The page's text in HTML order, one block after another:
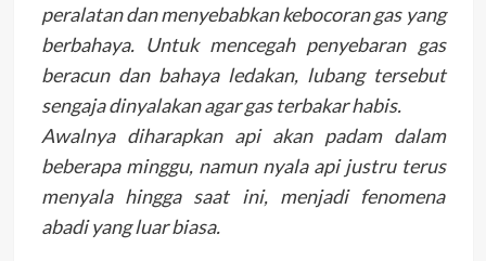
peralatan dan menyebabkan kebocoran gas yang
berbahaya. Untuk mencegah penyebaran gas
beracun dan bahaya ledakan, lubang tersebut
sengaja dinyalakan agar gas terbakar habis.
Awalnya diharapkan api akan padam dalam
beberapa minggu, namun nyala api justru terus
menyala hingga saat ini, menjadi fenomena
abadi yang luar biasa.